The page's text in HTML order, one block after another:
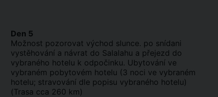
Den 5
Možnost pozorovat východ slunce. po snídani
vystěhování a návrat do Salalahu a přejezd do
vybraného hotelu k odpočinku. Ubytování ve
vybraném pobytovém hotelu (3 noci ve vybraném
hotelu; stravování dle popisu vybraného hotelu)
(Trasa cca 260 km)